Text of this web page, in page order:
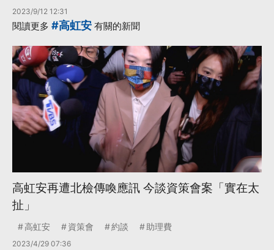
2023/9/12 12:31
閱讀更多 #高虹安 有關的新聞
高虹安再遭北檢傳喚應訊 今談資策會案「實在太
扯」
高虹安 資策會 約談 助理費
2023/4/29 07:36